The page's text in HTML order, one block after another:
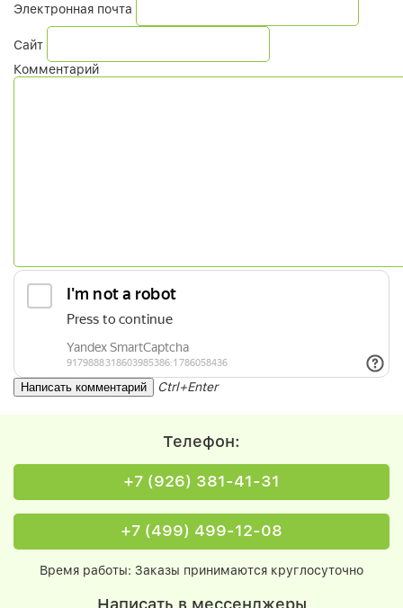
Электронная почта
Сайт
Комментарий
Ctrl+Enter
Телефон:
+7 (926) 381-41-31
+7 (499) 499-12-08
Время работы: Заказы принимаются круглосуточно
Написать в мессенджеры